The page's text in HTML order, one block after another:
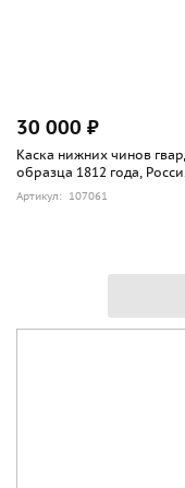
30 000 ₽
Каска нижних чинов
образца 1812 года,
Артикул: 107061